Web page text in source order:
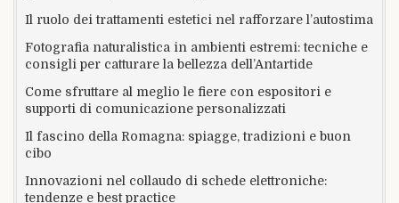
Il ruolo dei trattamenti estetici nel rafforzare l’autostima
Fotografia naturalistica in ambienti estremi: tecniche e
consigli per catturare la bellezza dell’Antartide
Come sfruttare al meglio le fiere con espositori e
supporti di comunicazione personalizzati
Il fascino della Romagna: spiagge, tradizioni e buon
cibo
Innovazioni nel collaudo di schede elettroniche:
tendenze e best practice